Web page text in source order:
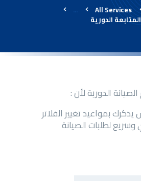
All Services
...
المتابعة الدوريةعرض الاستبدال
الأسئلة الشائعة
الدورية لأن :
بمواعيد تغيير الفلاتر
لطلبات الصيانة